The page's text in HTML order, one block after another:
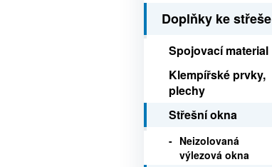
Doplňky ke střeše
Spojovací material
Klempířské prvky,
plechy
Střešní okna
Neizolovaná
výlezová okna